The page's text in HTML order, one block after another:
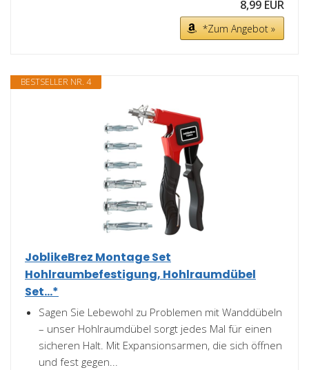
8,99 EUR
*Zum Angebot »
BESTSELLER NR. 4
JoblikeBrez Montage Set
Hohlraumbefestigung, Hohlraumdübel
Set...*
Sagen Sie Lebewohl zu Problemen mit Wanddübeln
– unser Hohlraumdübel sorgt jedes Mal für einen
sicheren Halt. Mit Expansionsarmen, die sich öffnen
und fest gegen...